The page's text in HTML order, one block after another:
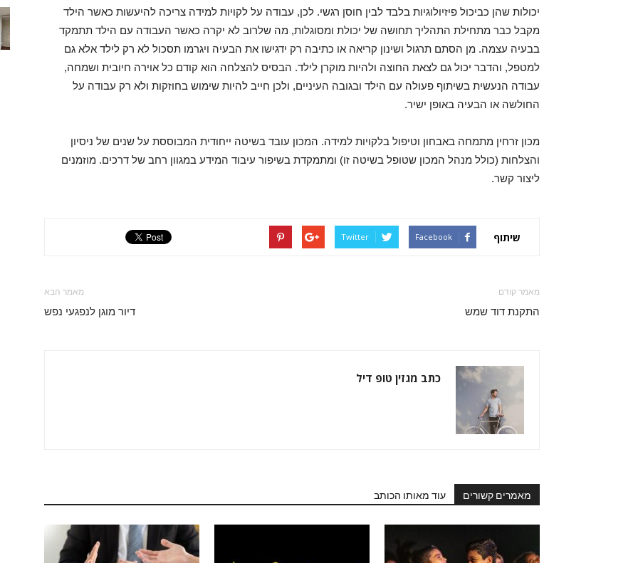
יכולות שהן כביכול פיזיולוגיות בלבד לבין חוסן רגשי. לכן, עבודה על לקויות למידה צריכה להיעשות כאשר הילד
מקבל כבר מתחילת התהליך תחושה של יכולת ומסוגלות, מה שלרוב לא יקרה כאשר העבודה עם הילד תתמקד
בבעיה עצמה. מן הסתם תרגול ושינון קריאה או כתיבה רק ידגישו את הבעיה ויגרמו תסכול לא רק לילד אלא גם
למטפל, והדבר יכול גם לצאת החוצה ולהיות מוקרן לילד. הבסיס להצלחה הוא קודם כל אוירה חיובית ושמחה,
עבודה הנעשית בשיתוף פעולה עם הילד ובגובה העיניים, ולכן חייב להיות שימוש בחוזקות ולא רק עבודה על
החולשה או הבעיה באופן ישיר.
מכון זרחין מתמחה באבחון וטיפול בלקויות למידה. המכון עובד בשיטה ייחודית המבוססת על שנים של ניסיון
והצלחות (כולל מנהל המכון שטופל בשיטה זו) ומתמקדת בשיפור עיבוד המידע במגוון רחב של דרכים. מוזמנים
ליצור קשר.
שיתוף Facebook
Twitter
מאמר קודם
התקנת דוד שמש
מאמר הבא
דיור מוגן לנפגעי נפש
כתב מגזין טופ דיל
מאמרים קשורים עוד מאותו הכותב